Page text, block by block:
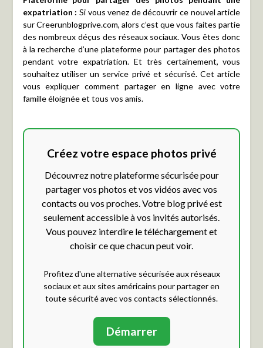
expatriation : Si vous venez de découvrir ce nouvel article
sur Creerunblogprive.com, alors c’est que vous faites partie
des nombreux déçus des réseaux sociaux. Vous êtes donc
à la recherche d’une plateforme pour partager des photos
pendant votre expatriation. Et très certainement, vous
souhaitez utiliser un service privé et sécurisé. Cet article
vous expliquer comment partager en ligne avec votre
famille éloignée et tous vos amis.
Créez votre espace photos privé
Découvrez notre plateforme sécurisée pour
partager vos photos et vos vidéos avec vos
contacts ou vos proches. Votre blog privé est
seulement accessible à vos invités autorisés.
Vous pouvez interdire le téléchargement et
choisir ce que chacun peut voir.
Profitez d'une alternative sécurisée aux réseaux
sociaux et aux sites américains pour partager en
toute sécurité avec vos contacts sélectionnés.
Démarrer